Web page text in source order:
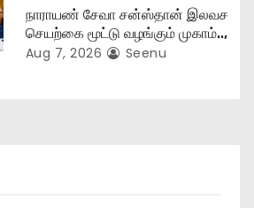
நாராயண் சேவா சன்ஸ்தான் இலவச
செயற்கை மூட்டு வழங்கும் முகாம்..,
Aug 7, 2026 Seenu